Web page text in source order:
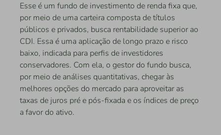
Esse é um fundo de investimento de renda fixa que,
por meio de uma carteira composta de títulos
públicos e privados, busca rentabilidade superior ao
CDI. Essa é uma aplicação de longo prazo e risco
baixo, indicada para perfis de investidores
conservadores. Com ela, o gestor do fundo busca,
por meio de análises quantitativas, chegar às
melhores opções do mercado para aproveitar as
taxas de juros pré e pós-fixada e os índices de preço
a favor do ativo.